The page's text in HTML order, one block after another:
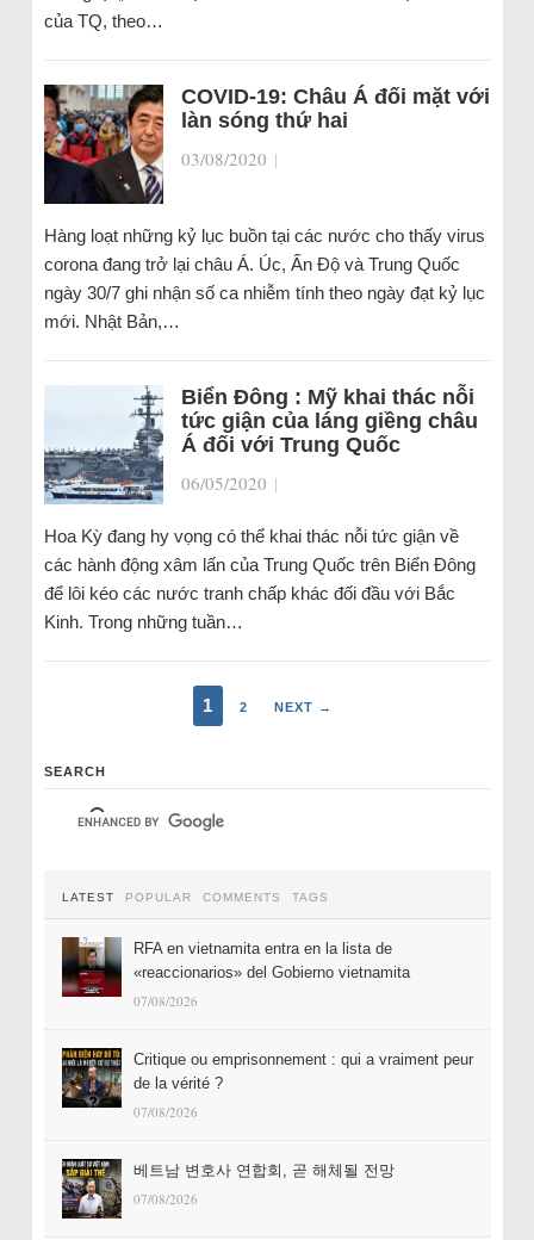
của TQ, theo…
COVID-19: Châu Á đối mặt với
làn sóng thứ hai
03/08/2020 |
Hàng loạt những kỷ lục buồn tại các nước cho thấy virus
corona đang trở lại châu Á. Úc, Ấn Độ và Trung Quốc
ngày 30/7 ghi nhận số ca nhiễm tính theo ngày đạt kỷ lục
mới. Nhật Bản,…
Biển Đông : Mỹ khai thác nỗi
tức giận của láng giềng châu
Á đối với Trung Quốc
06/05/2020 |
Hoa Kỳ đang hy vọng có thể khai thác nỗi tức giận về
các hành động xâm lấn của Trung Quốc trên Biển Đông
để lôi kéo các nước tranh chấp khác đối đầu với Bắc
Kinh. Trong những tuần…
1 2 NEXT →
SEARCH
LATEST POPULAR COMMENTS TAGS
RFA en vietnamita entra en la lista de
«reaccionarios» del Gobierno vietnamita
07/08/2026
Critique ou emprisonnement : qui a vraiment peur
de la vérité ?
07/08/2026
베트남 변호사 연합회, 곧 해체될 전망
07/08/2026